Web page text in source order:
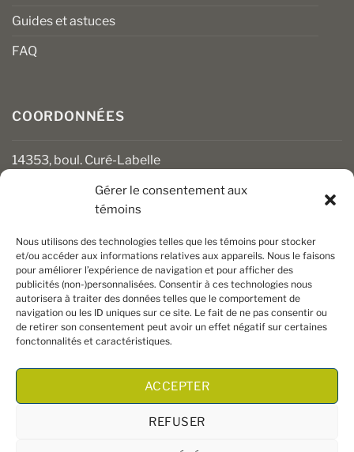
Gérer le consentement aux
témoins
Nous utilisons des technologies telles que les témoins pour stocker
et/ou accéder aux informations relatives aux appareils. Nous le faisons
pour améliorer l’expérience de navigation et pour afficher des
publicités (non-)personnalisées. Consentir à ces technologies nous
autorisera à traiter des données telles que le comportement de
navigation ou les ID uniques sur ce site. Le fait de ne pas consentir ou
de retirer son consentement peut avoir un effet négatif sur certaines
fonctonnalités et caractéristiques.
ACCEPTER
REFUSER
Guides et astuces
FAQ
COORDONNÉES
14353, boul. Curé-Labelle
clients@boiseriesalgonquin.com
HEURES D’OUVERTURE
Lundi au vendredi : 6 h 30 à 17 h 30
Samedi : 8 h à 17 h
Dimanche : Fermé